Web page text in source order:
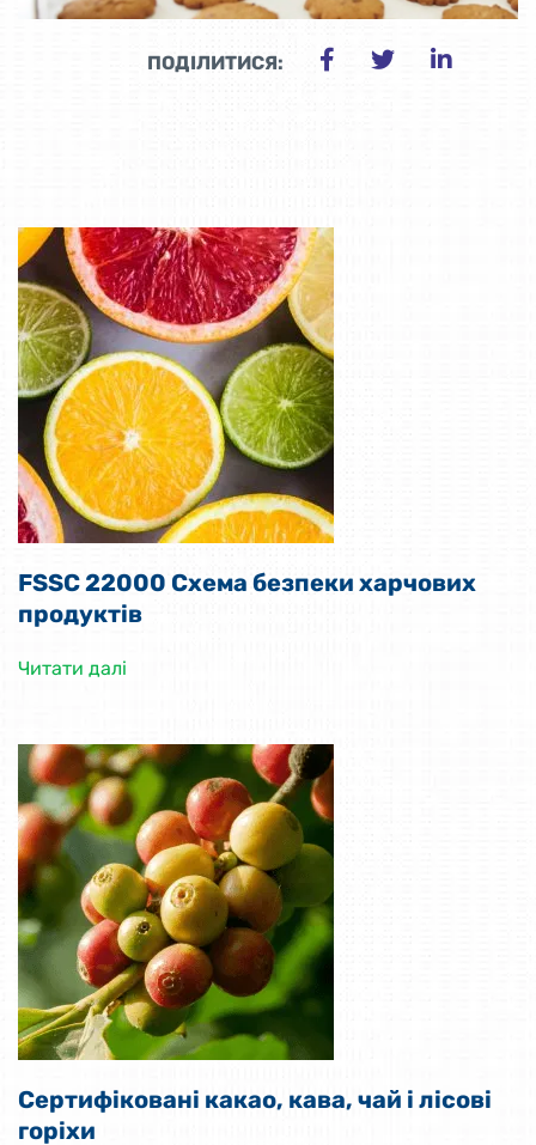
ПОДІЛИТИСЯ:
FSSC 22000 Схема безпеки харчових
продуктів
Читати далі
Сертифіковані какао, кава, чай і лісові
горіхи